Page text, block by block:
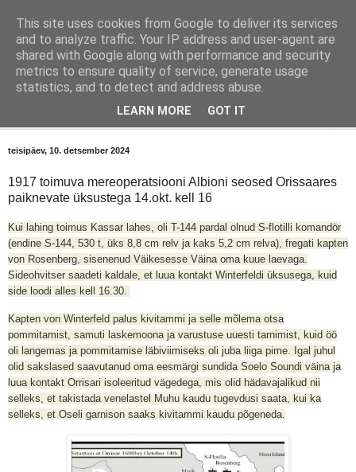
Orissaare Ajaloo Toimkond
Toimkond on kõigile avatud ajaloohuviliste vaba ühendus.
teisipäev, 10. detsember 2024
1917 toimuva mereoperatsiooni Albioni seosed Orissaares
paiknevate üksustega 14.okt. kell 16
Kui lahing toimus Kassar lahes, oli T-144 pardal olnud S-flotilli komandör
(endine S-144, 530 t, üks 8,8 cm relv ja kaks 5,2 cm relva), fregati kapten
von Rosenberg, sisenenud Väikesesse Väina oma kuue laevaga.
Sideohvitser saadeti kaldale, et luua kontakt Winterfeldi üksusega, kuid
side loodi alles kell 16.30.
Kapten von Winterfeld palus kivitammi ja selle mõlema otsa
pommitamist, samuti laskemoona ja varustuse uuesti tarnimist, kuid öö
oli langemas ja pommitamise läbiviimiseks oli juba liiga pime. Igal juhul
olid sakslased saavutanud oma eesmärgi sundida Soelo Soundi väina ja
luua kontakt Orrisari isoleeritud vägedega, mis olid hädavajalikud nii
selleks, et takistada venelastel Muhu kaudu tugevdusi saata, kui ka
selleks, et Oseli garnison saaks kivitammi kaudu põgeneda.
This site uses cookies from Google to deliver its services
and to analyze traffic. Your IP address and user-agent are
shared with Google along with performance and security
metrics to ensure quality of service, generate usage
statistics, and to detect and address abuse.
LEARN MORE GOT IT